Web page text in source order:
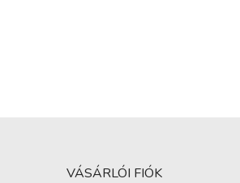
VÁSÁRLÓI FIÓK